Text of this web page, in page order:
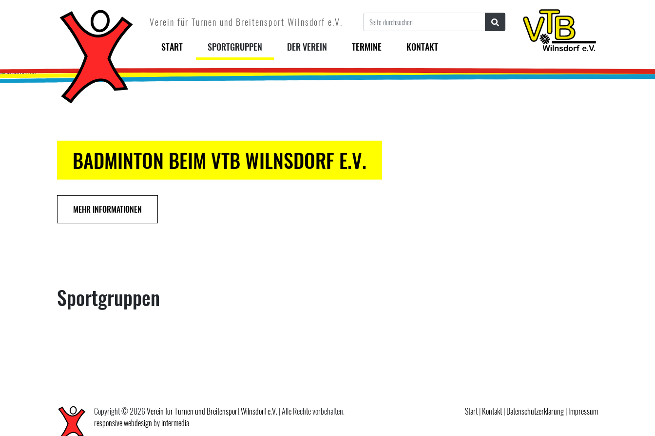
Verein für Turnen und Breitensport Wilnsdorf e.V.
START
SPORTGRUPPEN DER VEREIN TERMINE KONTAKT
BADMINTON BEIM VTB WILNSDORF E.V.
MEHR INFORMATIONEN
Sportgruppen
Copyright © 2026Verein für Turnen und Breitensport Wilnsdorf e.V.| Alle Rechte vorbehalten.
responsivewebdesign byintermedia
Start Kontakt Datenschutzerklärung Impressum